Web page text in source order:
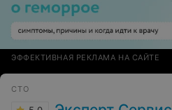
ЭФФЕКТИВНАЯ РЕКЛАМА НА САЙТЕ
СТО